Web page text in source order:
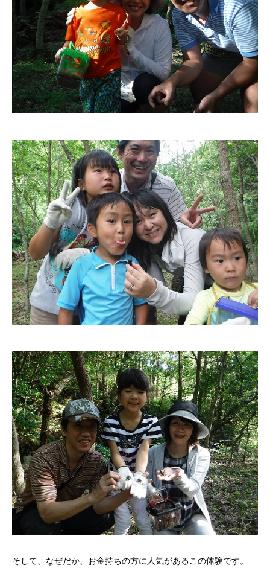
そして、なぜだか、お金持ちの方に人気があるこの体験です。